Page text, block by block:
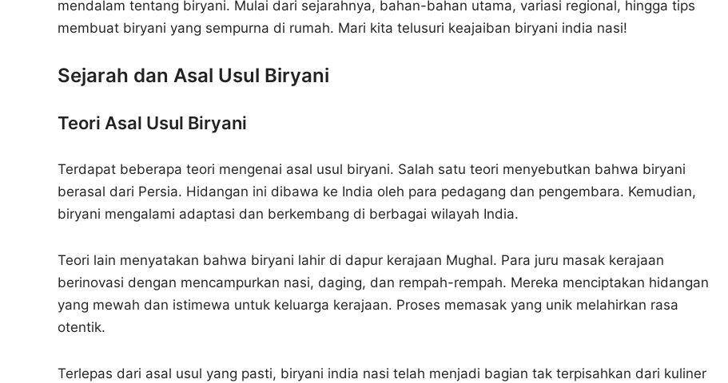
mendalam tentang biryani. Mulai dari sejarahnya, bahan-bahan utama, variasi regional, hingga tips
membuat biryani yang sempurna di rumah. Mari kita telusuri keajaiban biryani india nasi!
Sejarah dan Asal Usul Biryani
Teori Asal Usul Biryani
Terdapat beberapa teori mengenai asal usul biryani. Salah satu teori menyebutkan bahwa biryani
berasal dari Persia. Hidangan ini dibawa ke India oleh para pedagang dan pengembara. Kemudian,
biryani mengalami adaptasi dan berkembang di berbagai wilayah India.
Teori lain menyatakan bahwa biryani lahir di dapur kerajaan Mughal. Para juru masak kerajaan
berinovasi dengan mencampurkan nasi, daging, dan rempah-rempah. Mereka menciptakan hidangan
yang mewah dan istimewa untuk keluarga kerajaan. Proses memasak yang unik melahirkan rasa
otentik.
Terlepas dari asal usul yang pasti, biryani india nasi telah menjadi bagian tak terpisahkan dari kuliner